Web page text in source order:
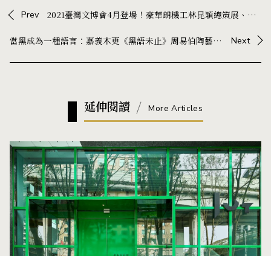
Prev 2021臺灣文博會4月登場！豪華朗機工林昆穎總策展、顏伯駿操刀主視覺！以「Supermicros 數據廟」為主題揭開3大展區必看亮點
當黑成為一種語言：嘉義木更《黑語未止》周易伯陶藝展，在器物中展開與生活的對話 Next
延伸閱讀 More Articles